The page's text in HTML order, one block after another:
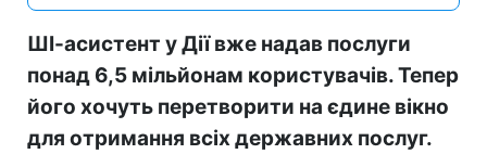
ШІ-асистент у Дії вже надав послуги
понад 6,5 мільйонам користувачів. Тепер
його хочуть перетворити на єдине вікно
для отримання всіх державних послуг.